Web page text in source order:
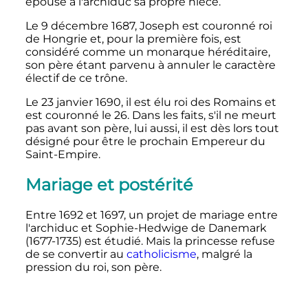
Le 9 décembre 1687, Joseph est couronné roi
de Hongrie et, pour la première fois, est
considéré comme un monarque héréditaire,
son père étant parvenu à annuler le caractère
électif de ce trône.
Le 23 janvier 1690, il est élu roi des Romains et
est couronné le 26. Dans les faits, s'il ne meurt
pas avant son père, lui aussi, il est dès lors tout
désigné pour être le prochain Empereur du
Saint-Empire.
Mariage et postérité
Entre 1692 et 1697, un projet de mariage entre
l'archiduc et Sophie-Hedwige de Danemark
(1677-1735) est étudié. Mais la princesse refuse
de se convertir au catholicisme, malgré la
pression du roi, son père.